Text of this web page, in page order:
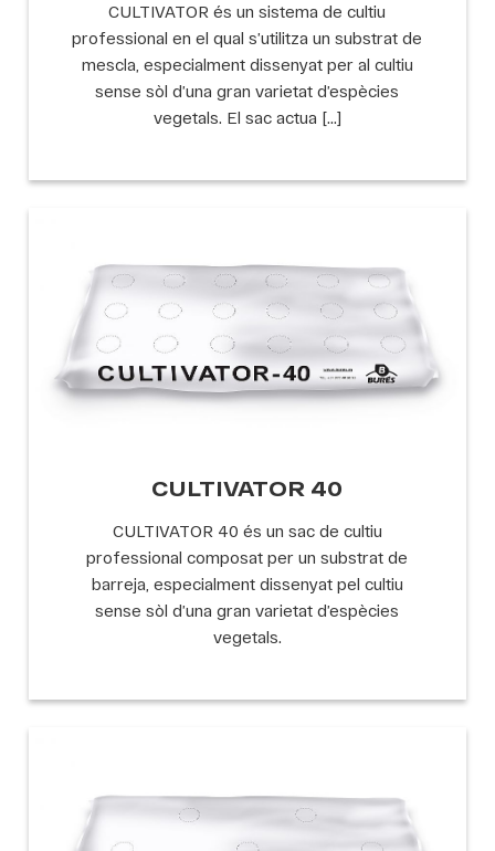
CULTIVATOR és un sistema de cultiu
professional en el qual s’utilitza un substrat de
mescla, especialment dissenyat per al cultiu
sense sòl d’una gran varietat d’espècies
vegetals. El sac actua […]
CULTIVATOR 40
CULTIVATOR 40 és un sac de cultiu
professional composat per un substrat de
barreja, especialment dissenyat pel cultiu
sense sòl d’una gran varietat d’espècies
vegetals.